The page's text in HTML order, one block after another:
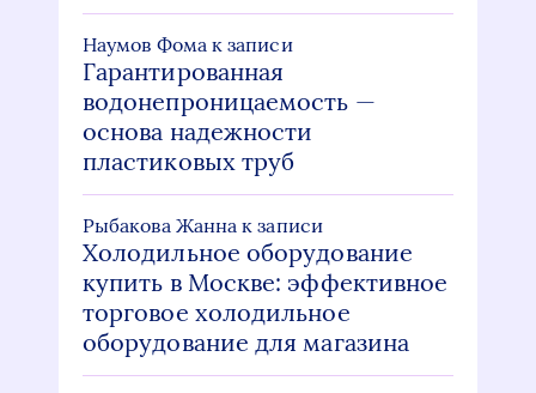
Наумов Фомак записи
Гарантированная
водонепроницаемость —
основа надежности
пластиковых труб
Рыбакова Жанна к записи
Холодильное оборудование
купить в Москве: эффективное
торговое холодильное
оборудование для магазина